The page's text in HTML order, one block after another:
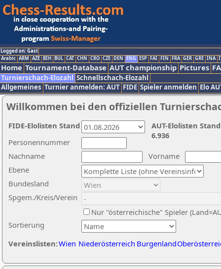
Logged on: Gast
Arabic ARM AZE BIH BUL CAT CHN CRO CZE DEN ENG ESP FAI FIN FRA GER GRE INA
Home Tournament-Database AUT championship Pictures
Turnierschach-Elozahl Schnellschach-Elozahl
Allgemeines Turnier anmelden: AUT FIDE Spieler anmelden Elo
Willkommen bei den offiziellen
Nachname
Vorname
Ebene
Sortierung
Personennummer
Bundesland
Spgem./Kreis/Verein
Nur "österreichische" Spieler
Vereinslisten:Wien Niederösterreich Burgenland
AUT-Elolisten
6.936
FIDE-Elolisten Stand